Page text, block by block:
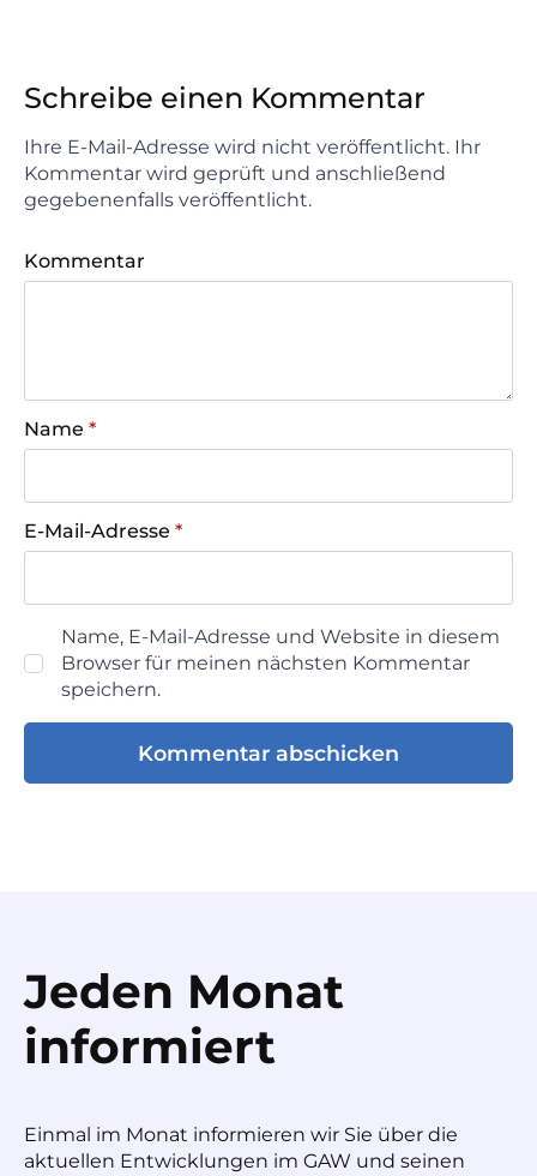
Schreibe einen Kommentar
Ihre E-Mail-Adresse wird nicht veröffentlicht. Ihr
Kommentar wird geprüft und anschließend
gegebenenfalls veröffentlicht.
Kommentar
Name *
E-Mail-Adresse *
Name, E-Mail-Adresse und Website in diesem
Browser für meinen nächsten Kommentar
speichern.
Jeden Monat
informiert
Einmal im Monat informieren wir Sie über die
aktuellen Entwicklungen im GAW und seinen